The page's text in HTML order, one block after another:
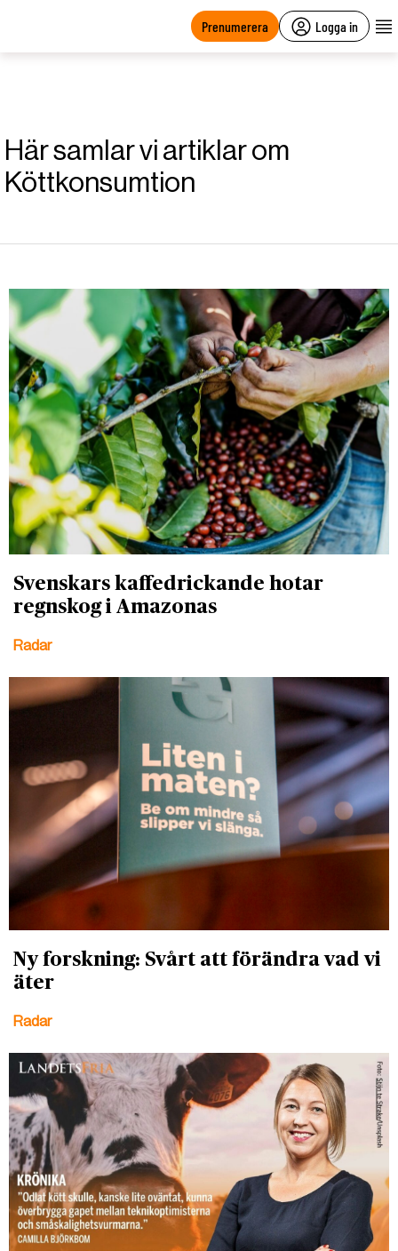
Prenumerera Logga in
Här samlar vi artiklar om
Köttkonsumtion
Svenskars kaffedrickande hotar
regnskog i Amazonas
Radar
Ny forskning: Svårt att förändra vad vi
äter
Radar